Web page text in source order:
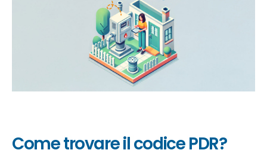
Come trovare il codice PDR?